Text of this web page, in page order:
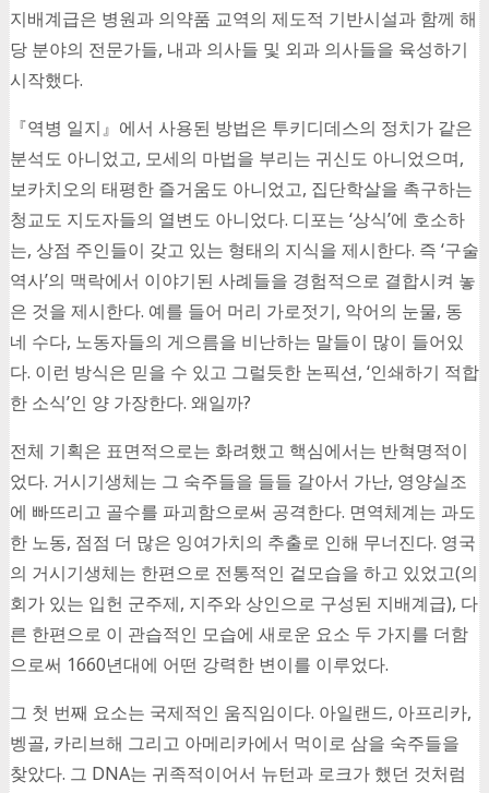
지배계급은 병원과 의약품 교역의 제도적 기반시설과 함께 해
당 분야의 전문가들, 내과 의사들 및 외과 의사들을 육성하기
시작했다.
『역병 일지』에서 사용된 방법은 투키디데스의 정치가 같은
분석도 아니었고, 모세의 마법을 부리는 귀신도 아니었으며,
보카치오의 태평한 즐거움도 아니었고, 집단학살을 촉구하는
청교도 지도자들의 열변도 아니었다. 디포는 ‘상식’에 호소하
는, 상점 주인들이 갖고 있는 형태의 지식을 제시한다. 즉 ‘구술
역사’의 맥락에서 이야기된 사례들을 경험적으로 결합시켜 놓
은 것을 제시한다. 예를 들어 머리 가로젓기, 악어의 눈물, 동
네 수다, 노동자들의 게으름을 비난하는 말들이 많이 들어있
다. 이런 방식은 믿을 수 있고 그럴듯한 논픽션, ‘인쇄하기 적합
한 소식’인 양 가장한다. 왜일까?
전체 기획은 표면적으로는 화려했고 핵심에서는 반혁명적이
었다. 거시기생체는 그 숙주들을 들들 갈아서 가난, 영양실조
에 빠뜨리고 골수를 파괴함으로써 공격한다. 면역체계는 과도
한 노동, 점점 더 많은 잉여가치의 추출로 인해 무너진다. 영국
의 거시기생체는 한편으로 전통적인 겉모습을 하고 있었고(의
회가 있는 입헌 군주제, 지주와 상인으로 구성된 지배계급), 다
른 한편으로 이 관습적인 모습에 새로운 요소 두 가지를 더함
으로써 1660년대에 어떤 강력한 변이를 이루었다.
그 첫 번째 요소는 국제적인 움직임이다. 아일랜드, 아프리카,
벵골, 카리브해 그리고 아메리카에서 먹이로 삼을 숙주들을
찾았다. 그 DNA는 귀족적이어서 뉴턴과 로크가 했던 것처럼